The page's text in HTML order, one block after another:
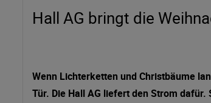
Hall AG bringt die
Wenn Lichterketten und Christbäume
Tür. Die Hall AG liefert den Strom